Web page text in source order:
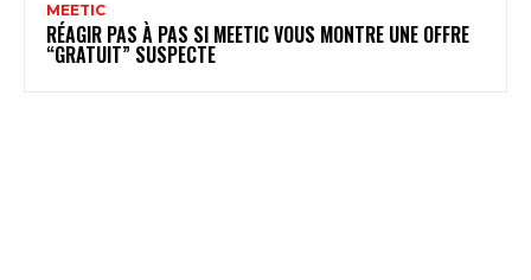
MEETIC
RÉAGIR PAS À PAS SI MEETIC VOUS MONTRE UNE OFFRE
“GRATUIT” SUSPECTE